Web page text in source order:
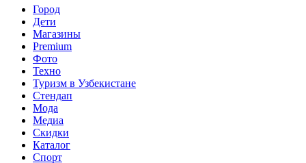
Город
Дети
Магазины
Premium
Фото
Техно
Туризм в Узбекистане
Стендап
Мода
Медиа
Скидки
Каталог
Спорт